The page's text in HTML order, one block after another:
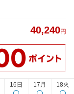
40,240円
16日 17月 18火